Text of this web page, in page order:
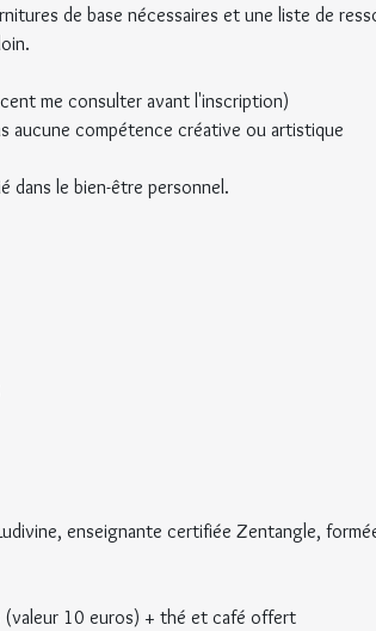
de base nécessaires et une liste de
me consulter avant l'inscription)
aucune compétence créative ou artistique
dans le bien-être personnel.
enseignante certifiée Zentangle,
(valeur 10 euros) + thé et café offert